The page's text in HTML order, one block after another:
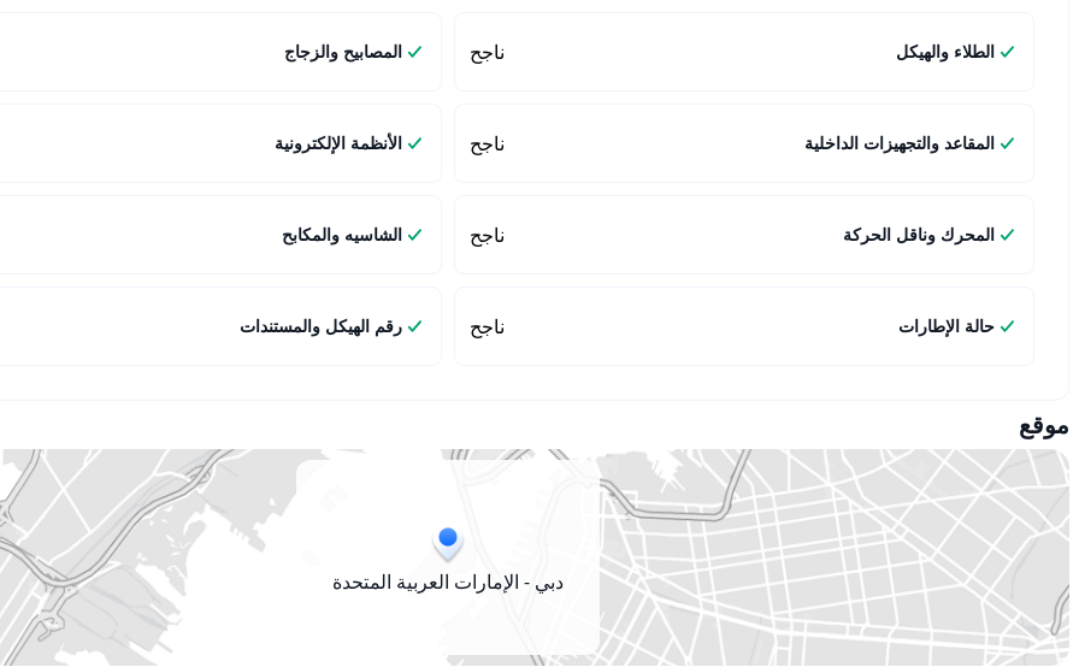
الطلاء والهيكل ناجح المصابيح والزجاج
المقاعد والتجهيزات الداخلية ناجح الأنظمة الإلكترونية
المحرك وناقل الحركة ناجح الشاسيه والمكابح
حالة الإطارات ناجح رقم الهيكل والمستندات
موقع
دبي - الإمارات العربية المتحدة